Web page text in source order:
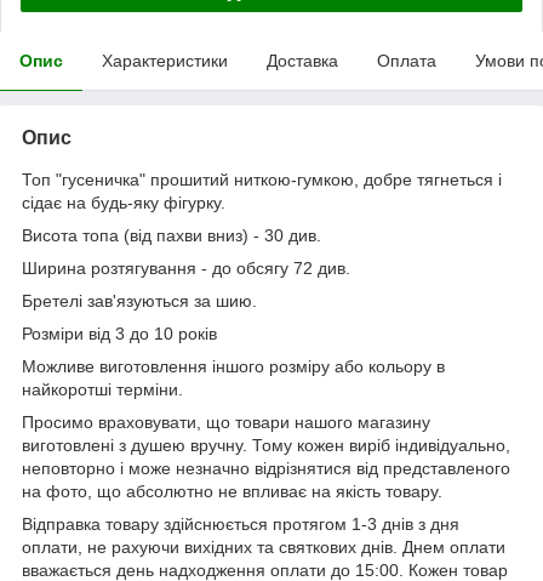
Опис Характеристики Доставка Оплата Умови
Опис
Топ "гусеничка" прошитий ниткою-гумкою, добре тягнеться і
сідає на будь-яку фігурку.
Висота топа (від пахви вниз) - 30 див.
Ширина розтягування - до обсягу 72 див.
Бретелі зав'язуються за шию.
Розміри від 3 до 10 років
Можливе виготовлення іншого розміру або кольору в
найкоротші терміни.
Просимо враховувати, що товари нашого магазину
виготовлені з душею вручну. Тому кожен виріб індивідуально,
неповторно і може незначно відрізнятися від представленого
на фото, що абсолютно не впливає на якість товару.
Відправка товару здійснюється протягом 1-3 днів з дня
оплати, не рахуючи вихідних та святкових днів. Днем оплати
вважається день надходження оплати до 15:00. Кожен товар